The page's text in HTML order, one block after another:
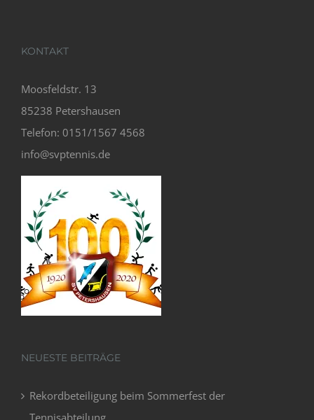
KONTAKT
Moosfeldstr. 13
85238 Petershausen
Telefon: 0151/1567 4568
info@svptennis.de
NEUESTE BEITRÄGE
Rekordbeteiligung beim Sommerfest der